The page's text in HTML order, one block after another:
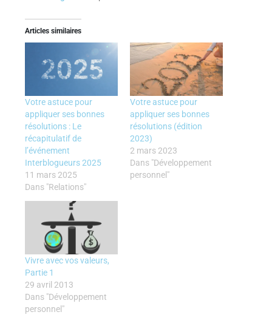
Articles similaires
Votre astuce pour
appliquer ses bonnes
résolutions : Le
récapitulatif de
l’événement
Interblogueurs 2025
11 mars 2025
Dans "Relations"
Votre astuce pour
appliquer ses bonnes
résolutions (édition
2023)
2 mars 2023
Dans "Développement
personnel"
Vivre avec vos valeurs,
Partie 1
29 avril 2013
Dans "Développement
personnel"